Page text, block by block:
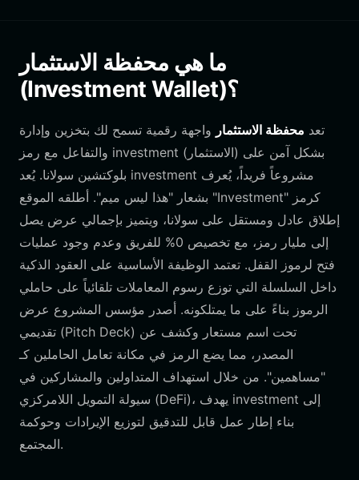
ما هي محفظة الاستثمار
(Investment Wallet)؟
تعد محفظة الاستثمار واجهة رقمية تسمح لك بتخزين وإدارة
investment (الاستثمار) بشكل آمن على
investment
بشعار "هذا ليس ميم". أطلقه الموقع "Investment" كرمز
إطلاق عادل ومستقل على سولانا، ويتميز بإجمالي عرض يصل
إلى مليار رمز، مع تخصيص 0% للفريق وعدم وجود عمليات
فتح لرموز القفل. تعتمد الوظيفة الأساسية على العقود الذكية
داخل السلسلة التي توزع رسوم المعاملات تلقائياً على حاملي
الرموز بناءً على ما يمتلكونه. أصدر مؤسس المشروع عرض
تقديمي (Pitch Deck) تحت اسم مستعار وكشف عن
المصدر، مما يضع الرمز في مكانة تعامل الحاملين كـ
"مساهمين". من خلال استهداف المتداولين والمشاركين في
investment
بناء إطار عمل قابل للتدقيق لتوزيع الإيرادات وحوكمة
المجتمع.